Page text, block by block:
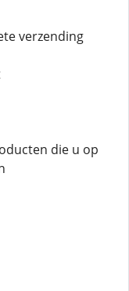
verzending
die u op